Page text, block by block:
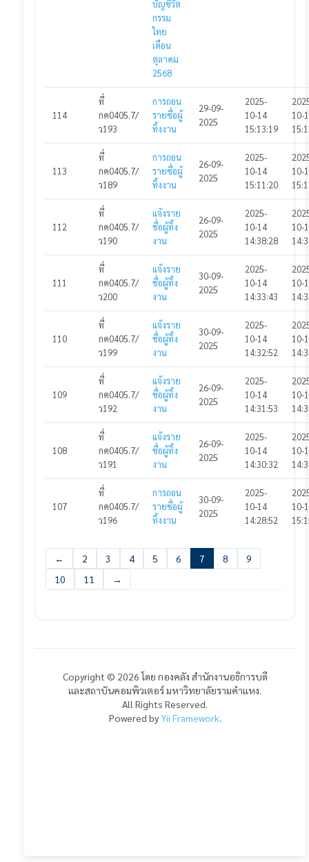
บัญชีวัต
กรรม
ไทย
เดือน
ตุลาคม
2568
114
ที่
กค0405.7/
ว193
การถอน
รายชื่อผู้
ทิ้งงาน
29-09-
2025
2025-
10-14
15:13:19
10-
113
ที่
กค0405.7/
ว189
การถอน
รายชื่อผู้
ทิ้งงาน
26-09-
2025
2025-
10-14
15:11:20
10-
112
ที่
กค0405.7/
ว190
แจ้งราย
ชื่อผู้ทิ้ง
งาน
26-09-
2025
2025-
10-14
14:38:28
10-
111
ที่
กค0405.7/
ว200
แจ้งราย
ชื่อผู้ทิ้ง
งาน
30-09-
2025
2025-
10-14
14:33:43
10-
110
ที่
กค0405.7/
ว199
แจ้งราย
ชื่อผู้ทิ้ง
งาน
30-09-
2025
2025-
10-14
14:32:52
10-
109
ที่
กค0405.7/
ว192
แจ้งราย
ชื่อผู้ทิ้ง
งาน
26-09-
2025
2025-
10-14
14:31:53
10-
108
ที่
กค0405.7/
ว191
แจ้งราย
ชื่อผู้ทิ้ง
งาน
26-09-
2025
2025-
10-14
14:30:32
10-
107
ที่
กค0405.7/
ว196
การถอน
รายชื่อผู้
ทิ้งงาน
30-09-
2025
2025-
10-14
14:28:52
10-
← 2 3 4 5 6 7 8
9
10
11 →
Copyright © 2026 โดย กองคลัง สำนักงานอธิการบดี
และสถาบันคอมพิวเตอร์ มหาวิทยาลัยรามคำแหง.
All Rights Reserved.
Powered byYii Framework.